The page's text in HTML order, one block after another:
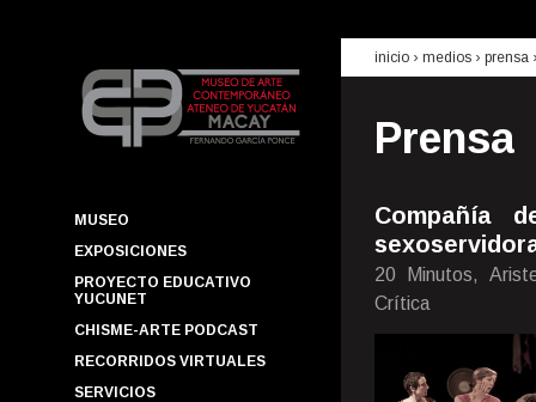
MUSEO
EXPOSICIONES
PROYECTO EDUCATIVO
YUCUNET
CHISME-ARTE PODCAST
RECORRIDOS VIRTUALES
SERVICIOS
inicio › medios › prensa
Prensa
Compañía
20 Minutos,
Crítica